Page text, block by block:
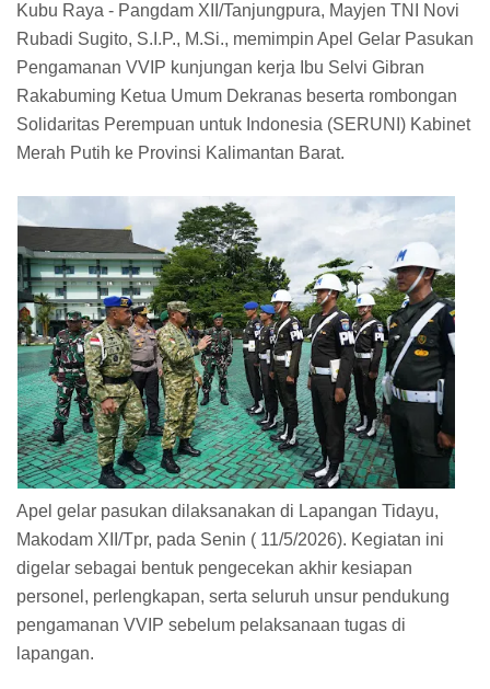
Kubu Raya - Pangdam XII/Tanjungpura, Mayjen TNI Novi
Rubadi Sugito, S.I.P., M.Si., memimpin Apel Gelar Pasukan
Pengamanan VVIP kunjungan kerja Ibu Selvi Gibran
Rakabuming Ketua Umum Dekranas beserta rombongan
Solidaritas Perempuan untuk Indonesia (SERUNI) Kabinet
Merah Putih ke Provinsi Kalimantan Barat.
Apel gelar pasukan dilaksanakan di Lapangan Tidayu,
Makodam XII/Tpr, pada Senin ( 11/5/2026). Kegiatan ini
digelar sebagai bentuk pengecekan akhir kesiapan
personel, perlengkapan, serta seluruh unsur pendukung
pengamanan VVIP sebelum pelaksanaan tugas di
lapangan.